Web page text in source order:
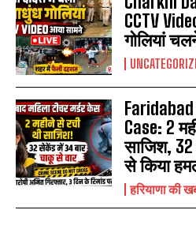
CCTV
गोलियां
Case: 2
साजिश,
से किया
हरियाणा की